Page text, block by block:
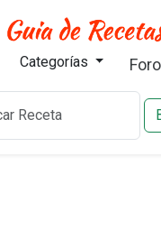
Categorías Foro